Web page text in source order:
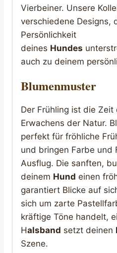
Vierbeiner. Unsere
verschiedene Designs,
Persönlichkeit
deines Hundes
auch zu deinem
Blumenmuster
Der Frühling ist die
Erwachens der Natur.
perfekt für fröhliche
und bringen Farbe und
Ausflug. Die sanften,
deinem Hund einen
garantiert Blicke auf
sich um zarte
kräftige Töne handelt,
Halsband setzt deinen
Szene.